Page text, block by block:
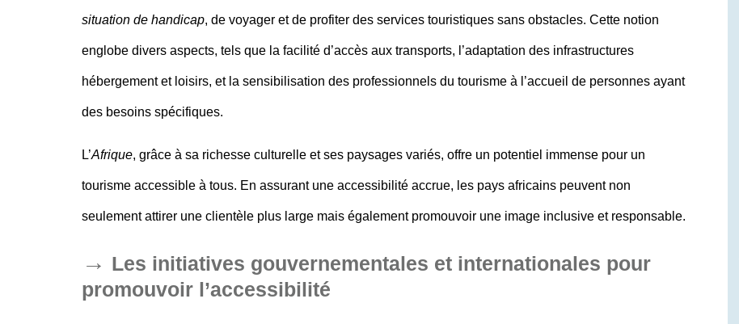
situation de handicap, de voyager et de profiter des services touristiques sans obstacles. Cette notion
englobe divers aspects, tels que la facilité d’accès aux transports, l’adaptation des infrastructures
hébergement et loisirs, et la sensibilisation des professionnels du tourisme à l’accueil de personnes ayant
des besoins spécifiques.
L’Afrique, grâce à sa richesse culturelle et ses paysages variés, offre un potentiel immense pour un
tourisme accessibleà tous. En assurant une accessibilité accrue, les pays africains peuvent non
seulement attirer une clientèle plus large mais également promouvoir une image inclusive et responsable.
Les initiatives gouvernementales et internationales pour
promouvoir l’accessibilité